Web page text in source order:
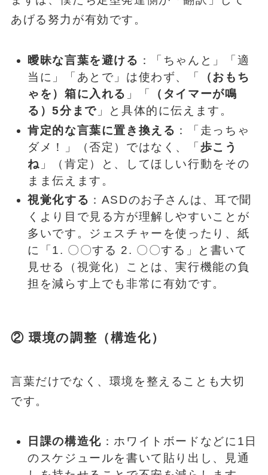
あげる努力が有効です。
曖昧な言葉を避ける ：「ちゃんと」「適
当に」「あとで」は使わず、「
（おもち
ゃを）箱に入れる 」「
（タイマーが鳴
る）5分まで 」と具体的に伝えます。
肯定的な言葉に置き換える ：「走っちゃ
ダメ！」（否定）ではなく、「歩こう
ね 」（肯定）と、してほしい行動をその
まま伝えます。
視覚化する ：ASDのお子さんは、耳で聞
くより目で見る方が理解しやすいことが
多いです。ジェスチャーを使ったり、紙
に「1. 〇〇する 2. 〇〇する」と書いて
見せる（視覚化）ことは、実行機能の負
担を減らす上でも非常に有効です。
② 環境の調整（構造化）
言葉だけでなく、環境を整えることも大切
です。
日課の構造化 ：ホワイトボードなどに1日
のスケジュールを書いて貼り出し、見通